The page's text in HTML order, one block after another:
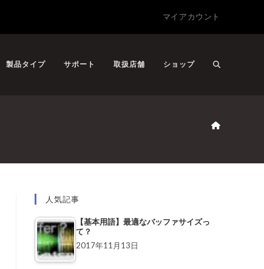
マイアカウント
製品タイプ サポート 取扱店舗 ショップ
人気記事
【基本用語】最適なバッファサイズっ
て？
2017年11月13日